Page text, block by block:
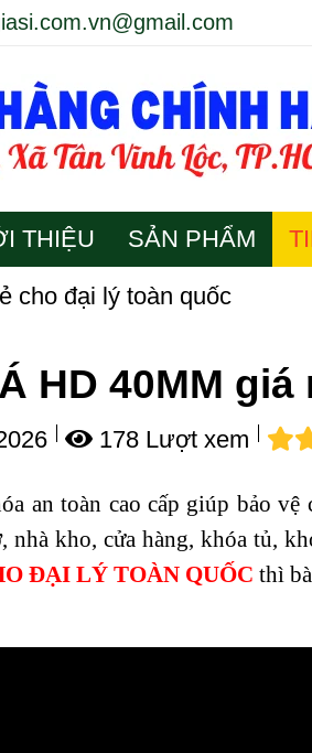
THIỆU SẢN PHẨM
cho đại lý toàn quốc
HD 40MM
178 Lượt xem
an toàn cao cấp giúp bảo vệ
nhà kho, cửa hàng, khóa tủ,
ĐẠI LÝ TOÀN QUỐC thì